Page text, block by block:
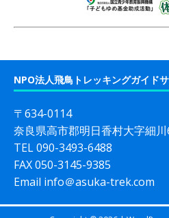
NPO法人飛鳥トレッキングガイド
〒634-0114
奈良県高市郡明日香村大字細
TEL 090-3493-6488
FAX 050-3145-9385
Email info＠asuka-trek.com